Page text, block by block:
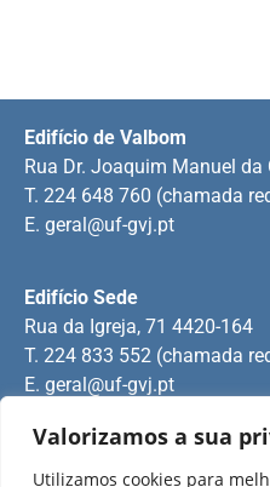
Valorizamos a sua
Utilizamos cookies para
Edifício Sede
Rua da Igreja, 71 4420-164
T. 224 833 552 (chamada
E. geral@uf-gvj.pt
Edifício de Valbom
Rua Dr. Joaquim Manuel da
T. 224 648 760 (chamada
E. geral@uf-gvj.pt